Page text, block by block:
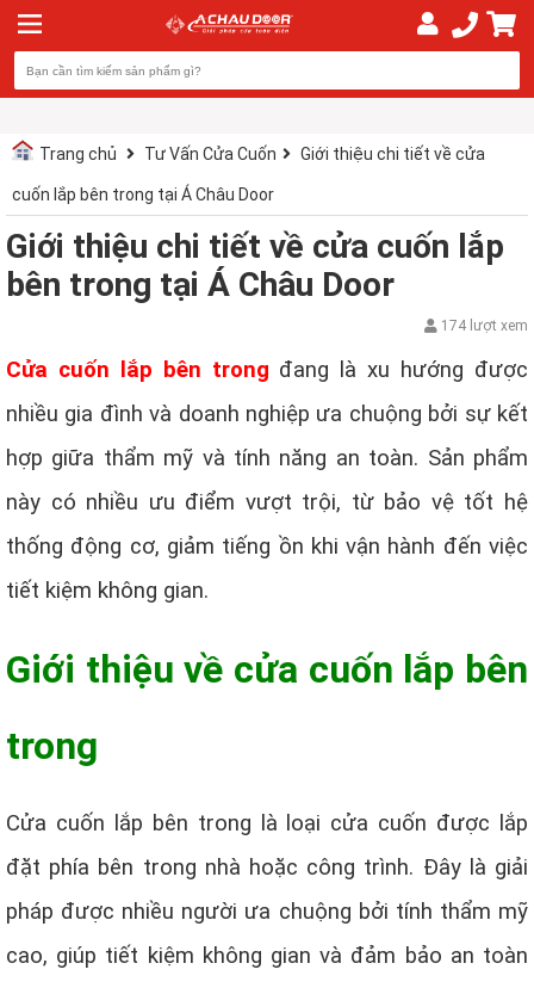
Trang chủ Tư Vấn Cửa Cuốn Giới thiệu chi tiết về cửa
cuốn lắp bên trong tại Á Châu Door
Giới thiệu chi tiết về cửa cuốn lắp
bên trong tại Á Châu Door
174 lượt xem
Cửa cuốn lắp bên trong đang là xu hướng được
nhiều gia đình và doanh nghiệp ưa chuộng bởi sự kết
hợp giữa thẩm mỹ và tính năng an toàn. Sản phẩm
này có nhiều ưu điểm vượt trội, từ bảo vệ tốt hệ
thống động cơ, giảm tiếng ồn khi vận hành đến việc
tiết kiệm không gian.
Giới thiệu về cửa cuốn lắp bên
trong
Cửa cuốn lắp bên trong là loại cửa cuốn được lắp
đặt phía bên trong nhà hoặc công trình. Đây là giải
pháp được nhiều người ưa chuộng bởi tính thẩm mỹ
cao, giúp tiết kiệm không gian và đảm bảo an toàn